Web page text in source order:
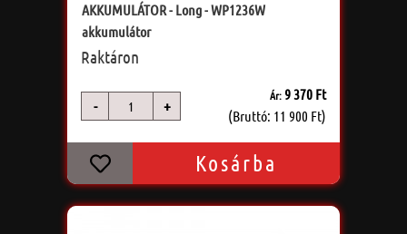
AKKUMULÁTOR - Long - WP1236W
akkumulátor
Raktáron
- +
Ár: 9 370 Ft
(Bruttó: 11 900 Ft)
Kosárba